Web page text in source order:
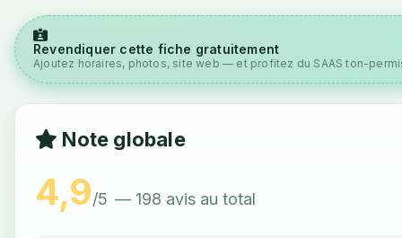
Revendiquer cette fiche gratuitement
Ajoutez horaires, photos, site web — et profitez du SAAS ton-
Note globale
4,9/5 — 198 avis au total